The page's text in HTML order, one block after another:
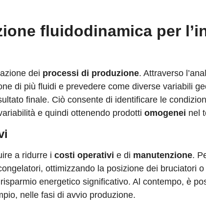
fluidodinamica per
dei processi di produzione. Attraverso
di più fluidi e prevedere come diverse variabili
finale. Ciò consente di identificare le
e quindi ottenendo prodotti omogenei nel
a ridurre i costi operativi e di manutenzione.
ottimizzando la posizione dei bruciatori
energetico significativo. Al contempo, è
nelle fasi di avvio produzione.